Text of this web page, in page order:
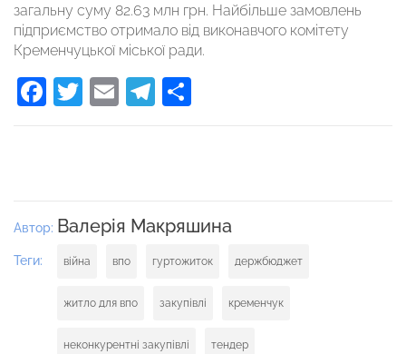
загальну суму 82.63 млн грн. Найбільше замовлень
підприємство отримало від виконавчого комітету
Кременчуцької міської ради.
Facebook
Twitter
EmailTelegram
Автор: Валерія Макряшина
Теги: війна впо гуртожиток держбюджет
житло для впо закупівлі кременчук
неконкурентні закупівлі тендер